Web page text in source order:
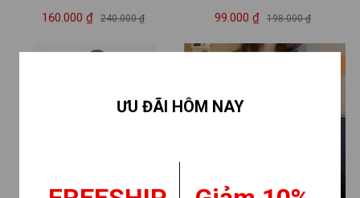
LOZA màu trắng BST Hoa
thun cotton 4 chiều mát mẻ -
160.000 ₫ 240.000 ₫
vừa in hình thời trang - Áo
XA0010
99.000 ₫ 198.000 ₫
ƯU ĐÃI HÔM NAY